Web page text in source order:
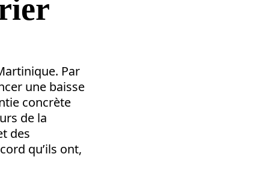
Par
une baisse
concrète
de la
des
qu’ils ont,